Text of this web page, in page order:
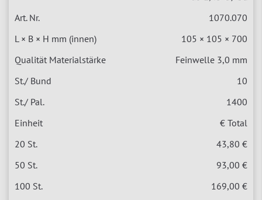
1070.070
105 × 105 × 700
Feinwelle 3,0 mm
10
1400
€ Total
43,80 €
93,00 €
169,00 €